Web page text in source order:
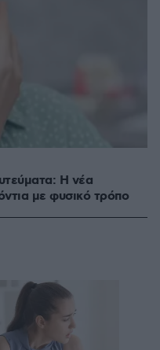
Η νέα
με φυσικό τρόπο